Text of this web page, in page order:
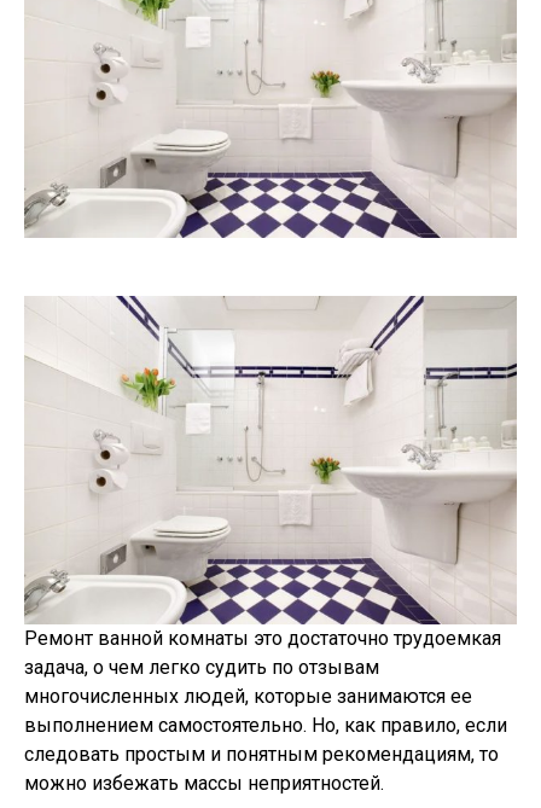
Ремонт ванной комнаты это достаточно трудоемкая
задача, о чем легко судить по отзывам
многочисленных людей, которые занимаются ее
выполнением самостоятельно. Но, как правило, если
следовать простым и понятным рекомендациям, то
можно избежать массы неприятностей.